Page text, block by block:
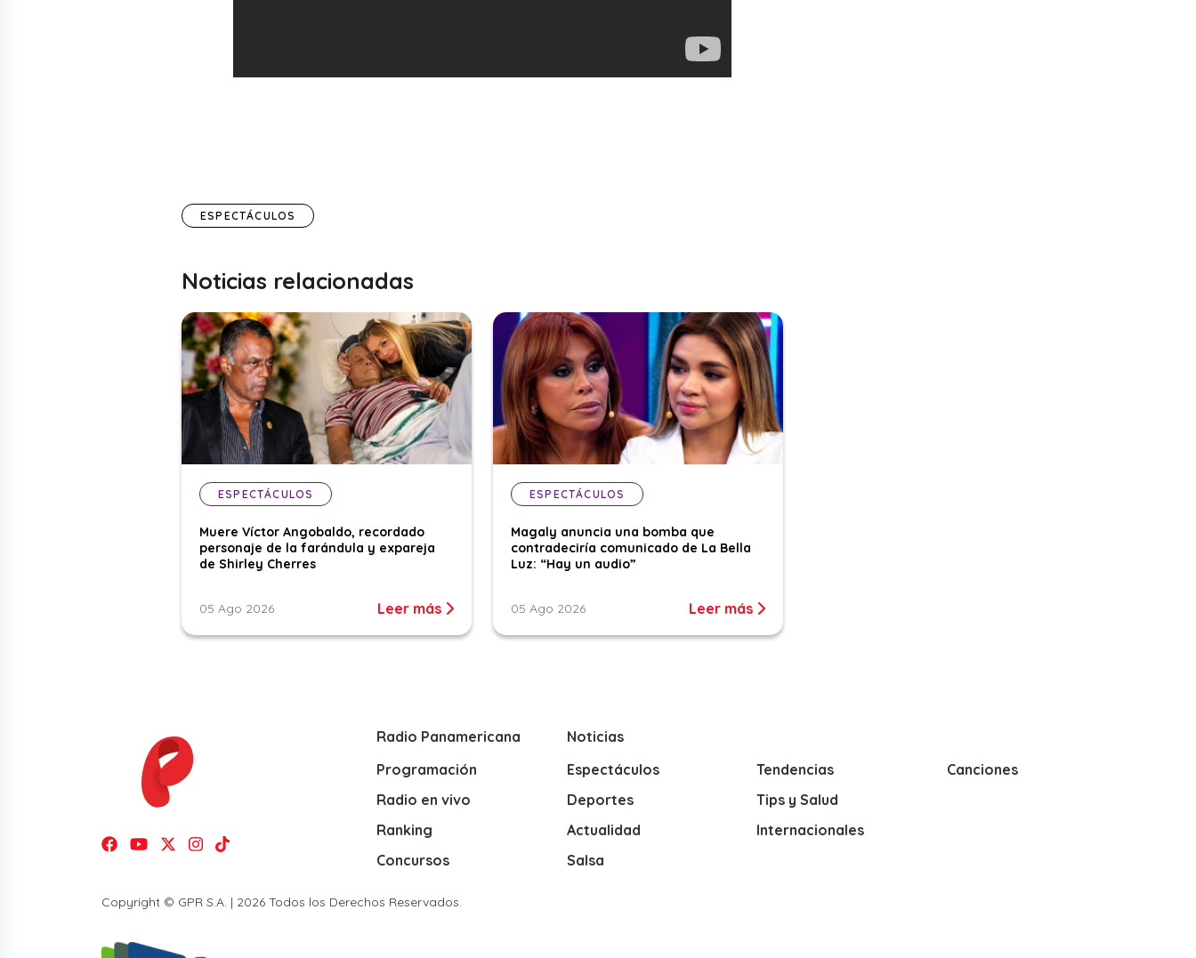
ESPECTÁCULOS
Noticias relacionadas
ESPECTÁCULOS
Muere Víctor Angobaldo, recordado
personaje de la farándula y expareja
de Shirley Cherres
05 Ago 2026 Leer más
ESPECTÁCULOS
Magaly anuncia una bomba que
contradeciría comunicado de La Bella
Luz: “Hay un audio”
05 Ago 2026 Leer más
Radio Panamericana
Programación
Radio en vivo
Ranking
Concursos
Noticias
Espectáculos
Deportes
Actualidad
Salsa
Tendencias
Tips y Salud
Internacionales
Canciones
Copyright © GPR S.A. | 2026 Todos los Derechos Reservados.